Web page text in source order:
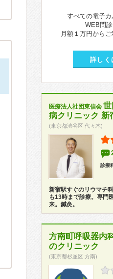
すべての電子
WEB問
月額１万円からご
詳しく
医療法人社団東信会
病クリニック 新
(東京都渋谷区 代々木)
診療
新宿駅すぐのリウマチ
も13時まで診療。専門
来。鍼灸。
方南町呼吸器内
のクリニック
(東京都杉並区 方南)